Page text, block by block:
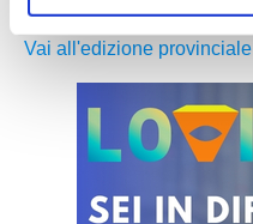
Vai all'edizione provinciale